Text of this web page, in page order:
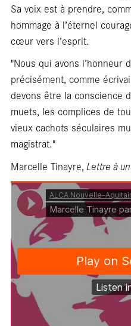
Sa voix est à prendre,
hommage à l’éternel
cœur vers l’esprit.
"Nous qui avons l’honneur
précisément, comme
devons être la conscience
muets, les complices de
vieux cachots séculaires
magistrat."
Marcelle Tinayre, Lettre à